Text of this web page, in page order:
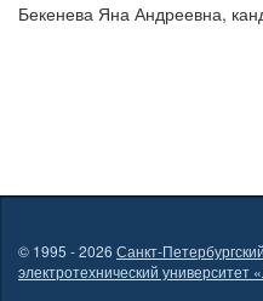
Бекенева Яна Андреевна,
© 1995 - 2026 Санкт-
электротехнический